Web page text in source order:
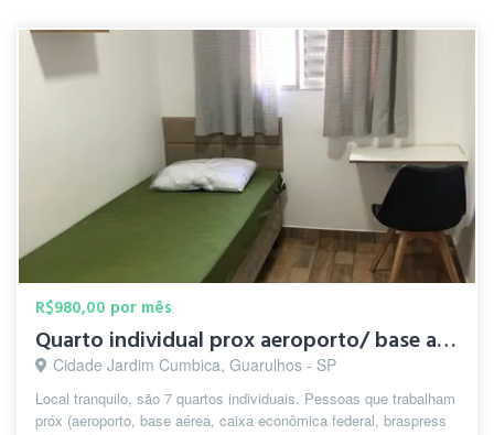
R$980,00 por mês
Quarto individual prox aeroporto/ base aerea
Cidade Jardim Cumbica, Guarulhos - SP
Local tranquilo, são 7 quartos individuais. Pessoas que trabalham
próx (aeroporto, base aérea, caixa econômica federal, braspress